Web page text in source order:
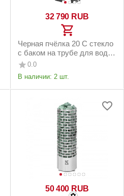
32 790 RUB
Черная пчёлка 20 С стекло
с баком на трубе для воды
печь для бани нержавейка
0.0
В наличии: 2 шт.
50 400 RUB